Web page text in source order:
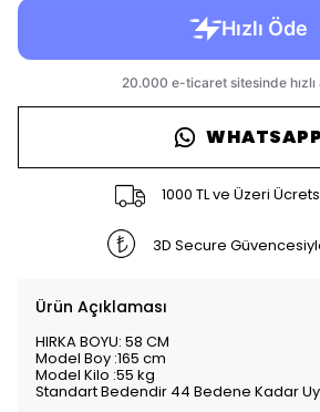
WHATSAPP
1000 TL ve Üzeri
3D Secure
Ürün Açıklaması
HIRKA BOYU: 58 CM
Model Boy :165 cm
Model Kilo :55 kg
Standart Bedendir 44 Bedene Kadar